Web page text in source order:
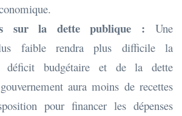
sur la dette publique : Une
faible rendra plus difficile la
déficit budgétaire et de la dette
aura moins de recettes
pour financer les dépenses